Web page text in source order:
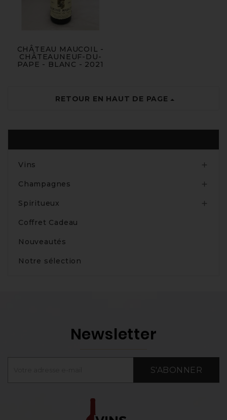
CHÂTEAU MAUCOIL -
CHÂTEAUNEUF-DU-
PAPE - BLANC - 2021
RETOUR EN HAUT DE PAGE
Vins 
Champagnes 
Spiritueux 
Coffret Cadeau
Nouveautés
Notre sélection
Newsletter
S'ABONNER